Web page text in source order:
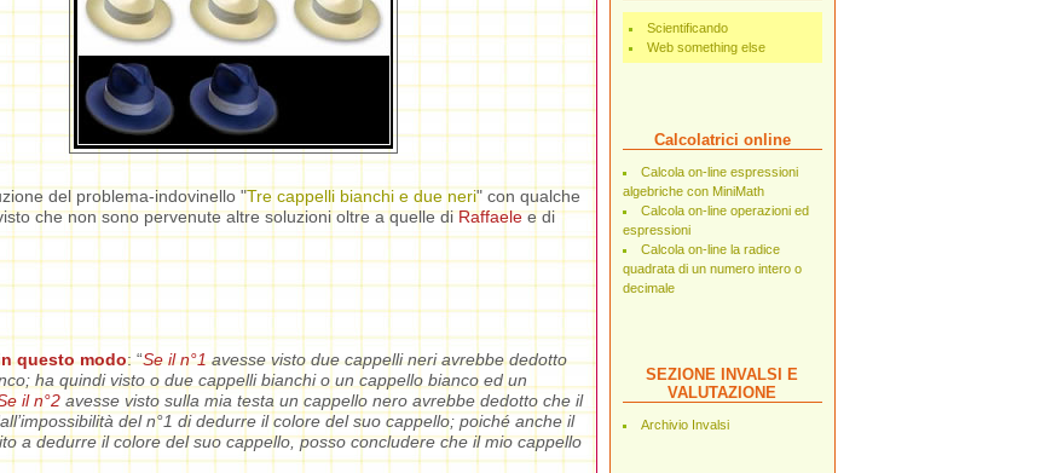
Scientificando
Web something else
Calcolatrici online
Calcola on-line espressioni
algebriche con MiniMath
Calcola on-line operazioni ed
espressioni
Calcola on-line la radice
quadrata di un numero intero o
decimale
SEZIONE INVALSI E
VALUTAZIONE
Archivio Invalsi
del problema-indovinello "Tre cappelli bianchi e due neri" con qualche
che non sono pervenute altre soluzioni oltre a quelle diRaffaelee di
questo modo: “Se il n°1avesse visto due cappelli neri avrebbe dedotto
ha quindi visto o due cappelli bianchi o un cappello bianco ed un
il n°2avesse visto sulla mia testa un cappello nero avrebbe dedotto che il
del n°1 di dedurre il colore del suo cappello; poiché anche il
a dedurre il colore del suo cappello, posso concludere che il mio cappello